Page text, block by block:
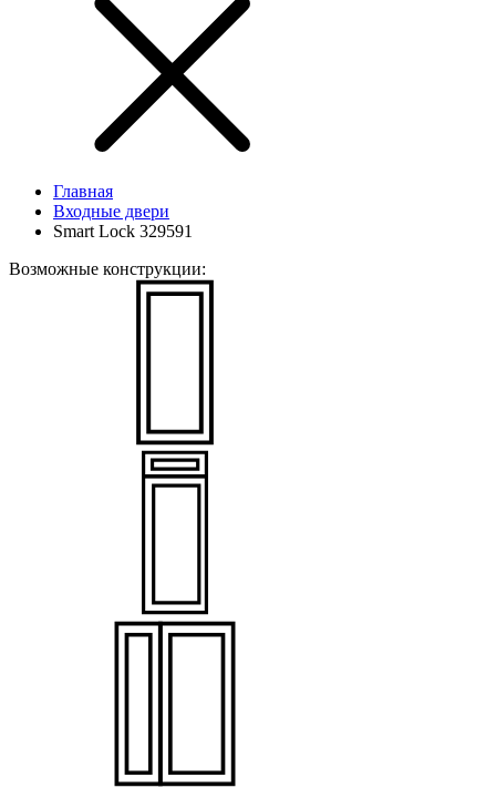
Главная
Входные двери
Smart Lock 329591
Возможные конструкции: